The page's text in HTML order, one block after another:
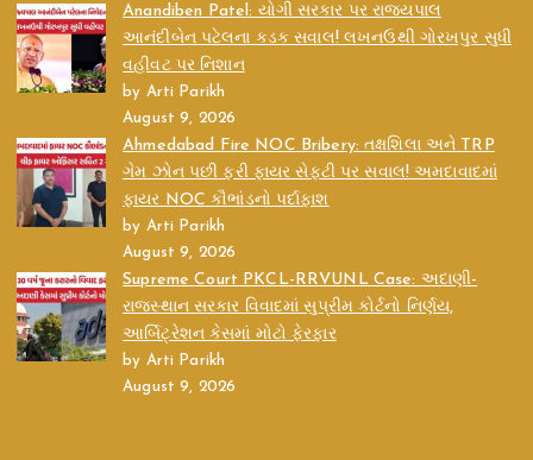
Anandiben Patel: યોગી સરકાર પર રાજ્યપાલ
આનંદીબેન પટેલના કડક સવાલ! લખનઉથી ગોરખપુર સુધી
વહીવટ પર નિશાન
by Arti Parikh
August 9, 2026
Ahmedabad Fire NOC Bribery: તક્ષશિલા અને TRP
ગેમ ઝોન પછી ફરી ફાયર સેફ્ટી પર સવાલ! અમદાવાદમાં
ફાયર NOC કૌભાંડનો પર્દાફાશ
by Arti Parikh
August 9, 2026
Supreme Court PKCL-RRVUNL Case: અદાણી-
રાજસ્થાન સરકાર વિવાદમાં સુપ્રીમ કોર્ટનો નિર્ણય,
આર્બિટ્રેશન કેસમાં મોટો ફેરફાર
by Arti Parikh
August 9, 2026